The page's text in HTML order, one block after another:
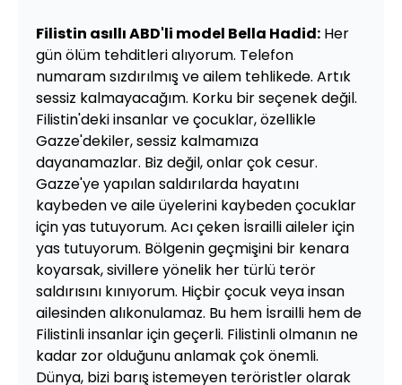
Filistin asıllı ABD'li model Bella Hadid: Her
gün ölüm tehditleri alıyorum. Telefon
numaram sızdırılmış ve ailem tehlikede. Artık
sessiz kalmayacağım. Korku bir seçenek değil.
Filistin'deki insanlar ve çocuklar, özellikle
Gazze'dekiler, sessiz kalmamıza
dayanamazlar. Biz değil, onlar çok cesur.
Gazze'ye yapılan saldırılarda hayatını
kaybeden ve aile üyelerini kaybeden çocuklar
için yas tutuyorum. Acı çeken İsrailli aileler için
yas tutuyorum. Bölgenin geçmişini bir kenara
koyarsak, sivillere yönelik her türlü terör
saldırısını kınıyorum. Hiçbir çocuk veya insan
ailesinden alıkonulamaz. Bu hem İsrailli hem de
Filistinli insanlar için geçerli. Filistinli olmanın ne
kadar zor olduğunu anlamak çok önemli.
Dünya, bizi barış istemeyen teröristler olarak